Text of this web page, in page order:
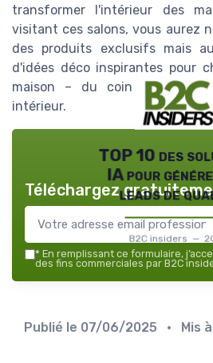
transformer l'intérieur des
visitant ces salons, vous aurez
des produits exclusifs mais
d'idées déco inspirantes pour
maison – du coin salon à
intérieur.
TOP 10 des
IA pour
leads de
B2C insiders —
Téléchargez
* En remplissant ce formulaire,
des fins commerciales par B2C
Publié le 07/06/2025 • Mis